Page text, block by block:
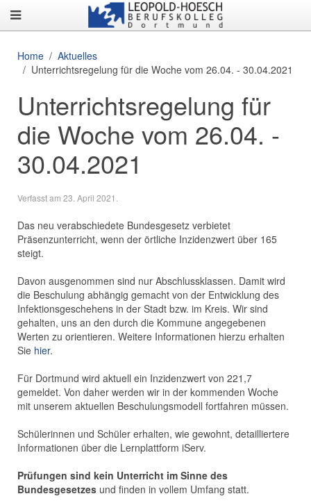
Home
Aktuelles
Unterrichtsregelung für die Woche vom 26.04. - 30.04.2021
Unterrichtsregelung für
die Woche vom 26.04. -
30.04.2021
Verfasst am 23. April 2021
Das neu verabschiedete Bundesgesetz verbietet
Präsenzunterricht, wenn der örtliche Inzidenzwert über 165
steigt.
Davon ausgenommen sind nur Abschlussklassen. Damit wird
die Beschulung abhängig gemacht von der Entwicklung des
Infektionsgeschehens in der Stadt bzw. im Kreis. Wir sind
gehalten, uns an den durch die Kommune angegebenen
Werten zu orientieren. Weitere Informationen hierzu erhalten
Sie hier.
Für Dortmund wird aktuell ein Inzidenzwert von 221,7
gemeldet. Von daher werden wir in der kommenden Woche
mit unserem aktuellen Beschulungsmodell fortfahren müssen.
Schülerinnen und Schüler erhalten, wie gewohnt, detailliertere
Informationen über die Lernplattform iServ.
Prüfungen sind kein Unterricht im Sinne des
Bundesgesetzes und finden in vollem Umfang statt.